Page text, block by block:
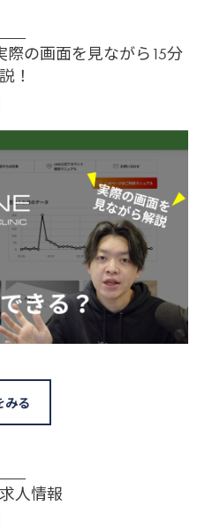
際の画面を見ながら15分
！
みる
人情報